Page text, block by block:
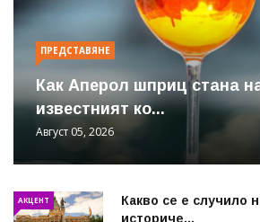
ПРЕДСТАВЯНЕ
Как Аперол шприц стана
известният ко...
Август 05, 2026
АКЦЕНТ
Какво се е случило
историче...